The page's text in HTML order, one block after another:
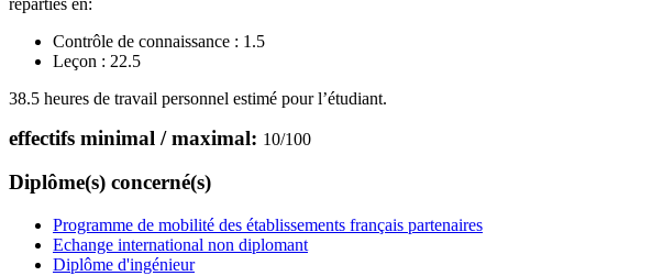
Contrôle de connaissance : 1.5
Leçon : 22.5
38.5 heures de travail personnel estimé pour l’étudiant.
effectifs minimal / maximal: 10/100
Diplôme(s) concerné(s)
Programme de mobilité des établissements français partenaires
Echange international non diplomant
Diplôme d'ingénieur